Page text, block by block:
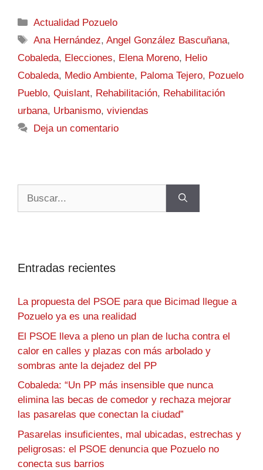
Actualidad Pozuelo
Ana Hernández,Angel González Bascuñana,
Cobaleda, Elecciones, Elena Moreno, Helio
Cobaleda, Medio Ambiente, Paloma Tejero, Pozuelo
Pueblo, Quislant, Rehabilitación, Rehabilitación
urbana, Urbanismo, viviendas
Deja un comentario
Entradas recientes
La propuesta del PSOE para que Bicimad llegue a
Pozuelo ya es una realidad
El PSOE lleva a pleno un plan de lucha contra el
calor en calles y plazas con más arbolado y
sombras ante la dejadez del PP
Cobaleda: “Un PP más insensible que nunca
elimina las becas de comedor y rechaza mejorar
las pasarelas que conectan la ciudad”
Pasarelas insuficientes, mal ubicadas, estrechas y
peligrosas: el PSOE denuncia que Pozuelo no
conecta sus barrios